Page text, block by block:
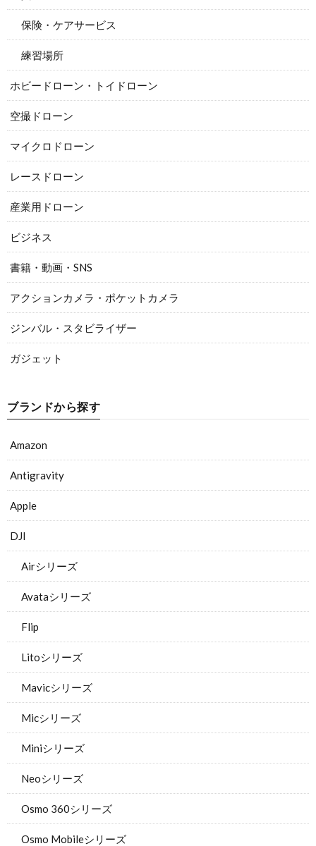
保険・ケアサービス
練習場所
ホビードローン・トイドローン
空撮ドローン
マイクロドローン
レースドローン
産業用ドローン
ビジネス
書籍・動画・SNS
アクションカメラ・ポケットカメラ
ジンバル・スタビライザー
ガジェット
ブランドから探す
Amazon
Antigravity
Apple
DJI
Airシリーズ
Avataシリーズ
Flip
Litoシリーズ
Mavicシリーズ
Micシリーズ
Miniシリーズ
Neoシリーズ
Osmo 360シリーズ
Osmo Mobileシリーズ